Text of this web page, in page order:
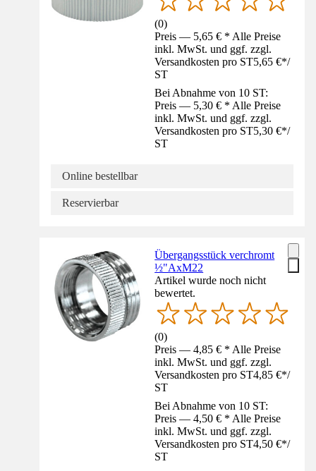
(0)
Preis — 5,65 € * Alle Preise
inkl. MwSt. und ggf. zzgl.
Versandkosten pro ST5,65 €*/
ST
Bei Abnahme von 10 ST:
Preis — 5,30 € * Alle Preise
inkl. MwSt. und ggf. zzgl.
Versandkosten pro ST5,30 €*/
ST
Online bestellbar
Reservierbar
Übergangsstück verchromt
½"AxM22
Artikel wurde noch nicht
bewertet.
(0)
Preis — 4,85 € * Alle Preise
inkl. MwSt. und ggf. zzgl.
Versandkosten pro ST4,85 €*/
ST
Bei Abnahme von 10 ST:
Preis — 4,50 € * Alle Preise
inkl. MwSt. und ggf. zzgl.
Versandkosten pro ST4,50 €*/
ST